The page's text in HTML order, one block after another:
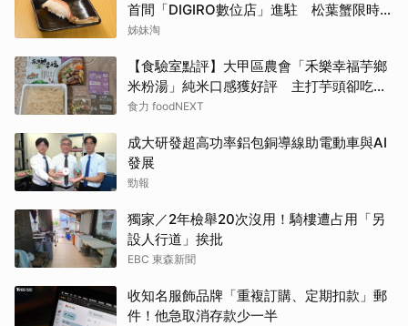
首間「DIGIRO數位店」進駐 松葉蟹限時上
桌
姊妹淘
【食驗室點評】大甲區農會「禾樂幸福芋鄉
米粉湯」純米口感獲好評 主打芋頭卻吃不
到存在感
食力 foodNEXT
成大研發超高功率鋁包銅導線助電動車與AI
發展
勁報
獨家／2年檢舉20次沒用！騎樓遭占用「另
設人行道」挨批
EBC 東森新聞
收知名服飾品牌「重複訂購、定期扣款」郵
件！他急取消存款少一半